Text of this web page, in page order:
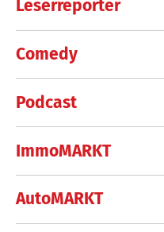
Leserreporter
Comedy
Podcast
ImmoMARKT
AutoMARKT